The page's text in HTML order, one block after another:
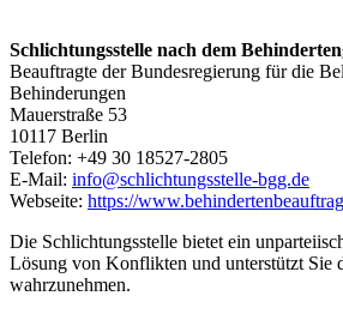
Schlichtungsstelle nach dem
Beauftragte der Bundesregierung für die
Behinderungen
Mauerstraße 53
10117 Berlin
Telefon: +49 30 18527-2805
E-Mail: info@schlichtungsstelle-bgg.de
Webseite: https://
Die Schlichtungsstelle bietet ein
Lösung von Konflikten und unterstützt Sie
wahrzunehmen.